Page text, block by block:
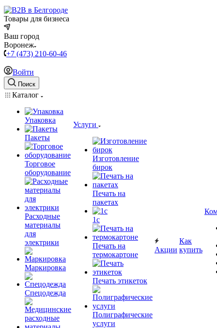
Товары для бизнеса
Ваш город
Воронеж
+7 (473) 210-60-46
Войти
Поиск
Каталог
Упаковка
Пакеты
Торговое
оборудование
Расходные
материалы
для
электрики
Маркировка
Спецодежда
Услуги
Изготовление
бирок
Печать на
пакетах
1c
Печать на
термокартоне
Печать этикеток
Полиграфические
услуги
Акции
Как
купить